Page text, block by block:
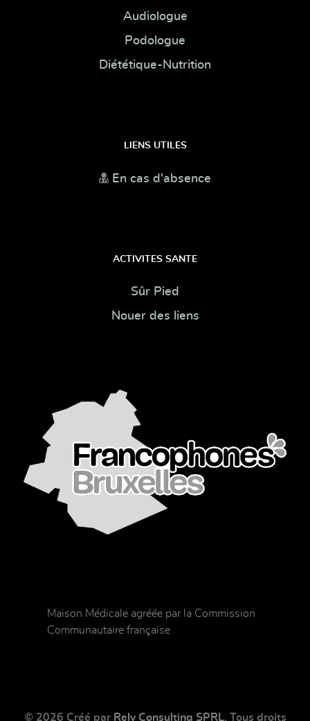
Audiologue
Podologue
Diététique-Nutrition
LIENS UTILES
En cas d'absence
ACTIVITES SANTE
Sûr Pied
Nouer des liens
Maison Médicale agréée par la Commission
Communautaire française
© 2026 Créé par Rely Consulting SPRL. Tous droits